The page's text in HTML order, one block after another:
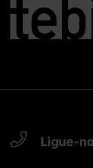
Ligue-